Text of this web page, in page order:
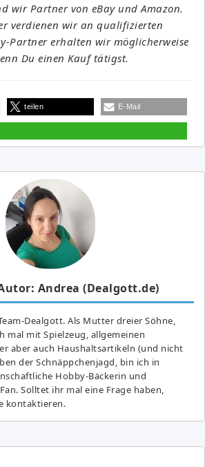
wir Partner von eBay und Amazon.
verdienen wir an qualifizierten
Partner erhalten wir möglicherweise
Du einen Kauf tätigst.
teilen E-Mail
Andrea (Dealgott.de)
Dealgott. Als Mutter dreier Söhne,
mal mit Spielzeug, allgemeinen
aber auch Haushaltsartikeln (und nicht
der Schnäppchenjagd, bin ich in
Hobby-Bäckerin und
Solltet ihr mal eine Frage haben,
kontaktieren.